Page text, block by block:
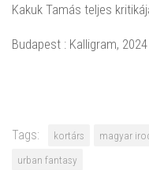
Kakuk Tamás teljes
Budapest : Kalligram, 2024
Tags: kortárs magyar
urban fantasy